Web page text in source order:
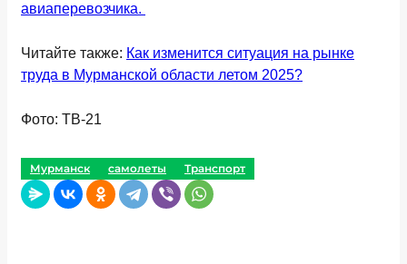
авиаперевозчика.
Читайте также: Как изменится ситуация на рынке
труда в Мурманской области летом 2025?
Фото: ТВ-21
Мурманск самолеты Транспорт